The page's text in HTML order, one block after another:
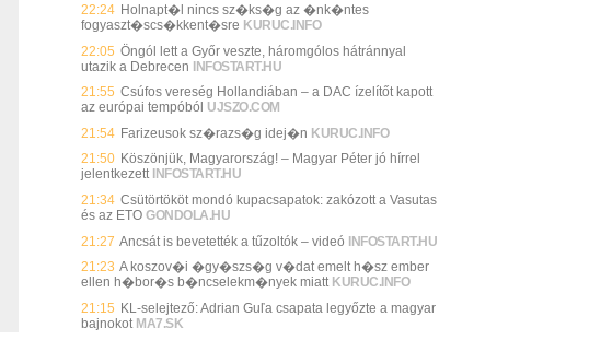
22:24 Holnapt�l nincs sz�ks�g az �nk�ntes
fogyaszt�scs�kkent�sre KURUC.INFO
22:05 Öngól lett a Győr veszte, háromgólos hátránnyal
utazik a Debrecen INFOSTART.HU
21:55 Csúfos vereség Hollandiában – a DAC ízelítőt kapott
az európai tempóból UJSZO.COM
21:54 Farizeusok sz�razs�g idej�n KURUC.INFO
21:50 Köszönjük, Magyarország! – Magyar Péter jó hírrel
jelentkezett INFOSTART.HU
21:34 Csütörtököt mondó kupacsapatok: zakózott a Vasutas
és az ETO GONDOLA.HU
21:27 Ancsát is bevetették a tűzoltók – videó INFOSTART.HU
21:23 A koszov�i �gy�szs�g v�dat emelt h�sz ember
ellen h�bor�s b�ncselekm�nyek miatt KURUC.INFO
21:15 KL-selejtező: Adrian Guľa csapata legyőzte a magyar
bajnokot MA7.SK